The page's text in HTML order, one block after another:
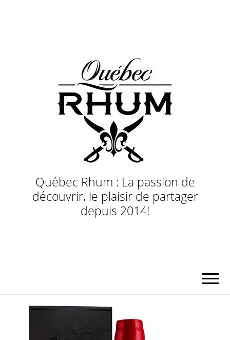
Québec Rhum : La passion de
découvrir, le plaisir de partager
depuis 2014!